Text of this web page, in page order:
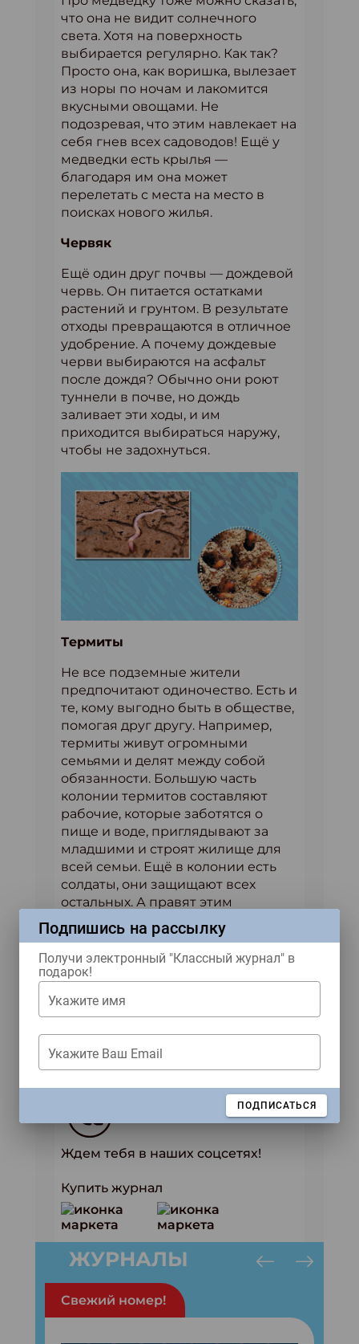
что она не видит солнечного
света. Хотя на поверхность
выбирается регулярно. Как так?
Просто она, как воришка, вылезает
из норы по ночам и лакомится
вкусными овощами. Не
подозревая, что этим навлекает на
себя гнев всех садоводов! Ещё у
медведки есть крылья —
благодаря им она может
перелетать с места на место в
поисках нового жилья.
Червяк
Ещё один друг почвы — дождевой
червь. Он питается остатками
растений и грунтом. В результате
отходы превращаются в отличное
удобрение. А почему дождевые
черви выбираются на асфальт
после дождя? Обычно они роют
туннели в почве, но дождь
заливает эти ходы, и им
приходится выбираться наружу,
чтобы не задохнуться.
Термиты
Не все подземные жители
предпочитают одиночество. Есть и
те, кому выгодно быть в обществе,
помогая друг другу. Например,
термиты живут огромными
семьями и делят между собой
обязанности. Большую часть
колонии термитов составляют
рабочие, которые заботятся о
пище и воде, приглядывают за
младшими и строят жилище для
всей семьи. Ещё в колонии есть
солдаты, они защищают всех
остальных. А правят этим
только они имеют право создавать
потомство.
Материал из «Классного
журнала» № 2 2021 года
Ждем тебя в наших соцсетях!
Купить журнал
ЖУРНАЛЫ
Свежий номер!
Подпишись на рассылку
Получи электронный "Классный журнал" в
подарок!
Укажите имя
Укажите Ваш Email
ПОДПИСАТЬСЯ